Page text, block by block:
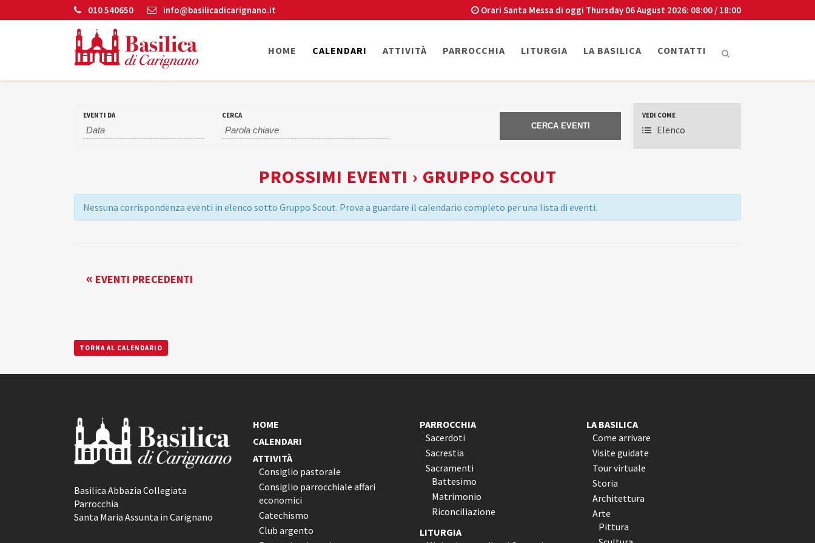
010 540650 info@basilicadicarignano.it Orari Santa Messa di oggi Thursday 06 August 2026: 08:00 / 18:00
HOME CALENDARI ATTIVITÀ PARROCCHIA LITURGIA LA BASILICA CONTATTI
VISUALIZZAZIONI
EVENTO
VEDI COME
Elenco
EVENTI DA CERCA
PROSSIMI EVENTI › GRUPPO SCOUT
Nessuna corrispondenza eventi in elenco sotto Gruppo Scout. Prova a guardare il calendario completo per una lista di eventi.
NAVIGATION
EVENTI
« EVENTI PRECEDENTI
TORNA AL CALENDARIO
Basilica Abbazia Collegiata
Parrocchia
Santa Maria Assunta in Carignano
HOME
CALENDARI
ATTIVITÀ
Consiglio pastorale
Consiglio parrocchiale affari
economici
Catechismo
Club argento
PARROCCHIA
Sacerdoti
Sacrestia
Sacramenti
Battesimo
Matrimonio
Riconciliazione
LITURGIA
LA BASILICA
Come arrivare
Visite guidate
Tour virtuale
Storia
Architettura
Arte
Pittura